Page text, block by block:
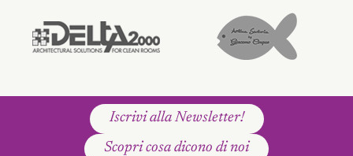
Iscrivi alla Newsletter!
Scopri cosa dicono di noi